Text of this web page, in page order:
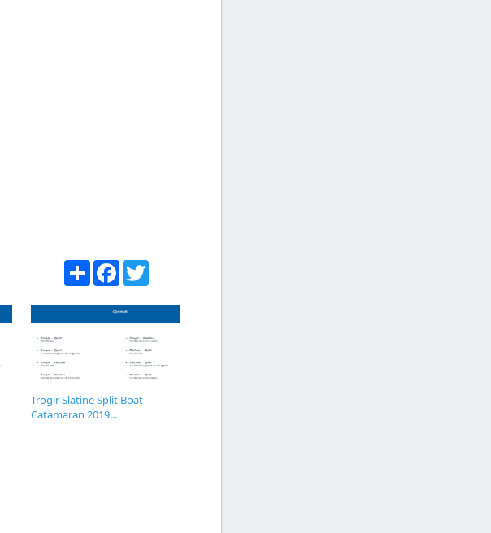
Share Facebook
Trogir Slatine Split Boat
Catamaran 2019...